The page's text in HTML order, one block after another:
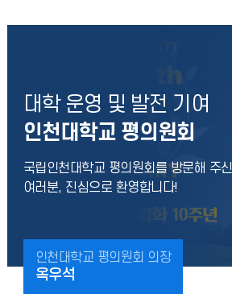
인천대학교 평의원회 의장
옥우석
대학 운영 및 발전 기여
인천대학교 평의원회
국립인천대학교 평의원회를 방문해 주신
여러분, 진심으로 환영합니다!